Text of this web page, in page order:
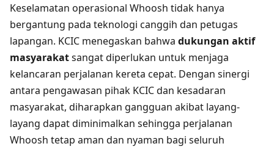
Keselamatan operasional Whoosh tidak hanya
bergantung pada teknologi canggih dan petugas
lapangan. KCIC menegaskan bahwa dukungan aktif
masyarakatsangat diperlukan untuk menjaga
kelancaran perjalanan kereta cepat. Dengan sinergi
antara pengawasan pihak KCIC dan kesadaran
masyarakat, diharapkan gangguan akibat layang-
layang dapat diminimalkan sehingga perjalanan
Whoosh tetap aman dan nyaman bagi seluruh